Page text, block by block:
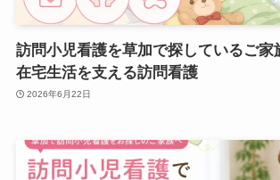
訪問小児看護を草加で探しているご家
在宅生活を支える訪問看護
2026年6月22日